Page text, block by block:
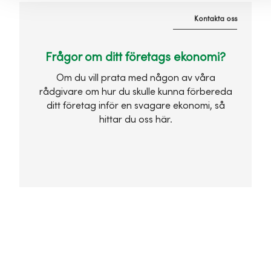
Kontakta oss
Frågor om ditt företags ekonomi?
Om du vill prata med någon av våra
rådgivare om hur du skulle kunna förbereda
ditt företag inför en svagare ekonomi, så
hittar du oss här.